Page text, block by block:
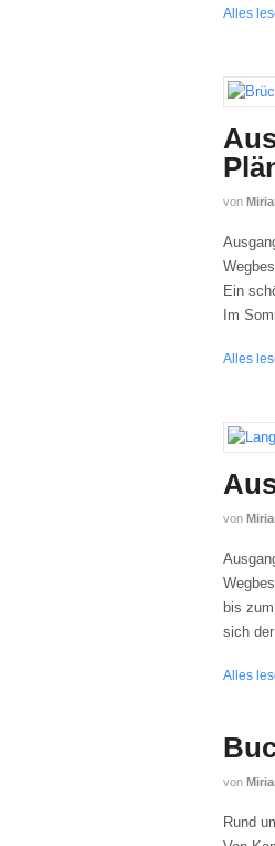
Alles
von
Ein
Im
Alles
von
bis
sich
Alles
von
Rund